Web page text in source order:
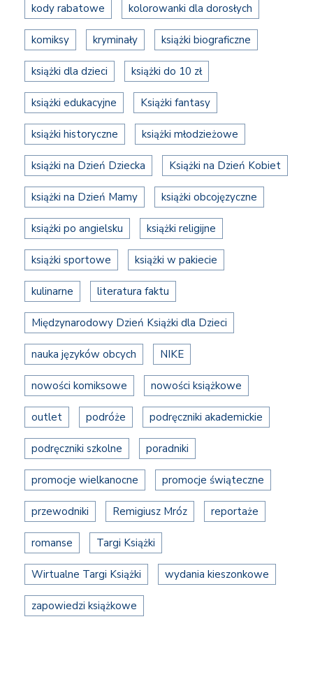
kody rabatowe kolorowanki dla dorosłych
komiksy kryminały książki biograficzne
książki dla dzieci książki do 10 zł
książki edukacyjne Książki fantasy
książki historyczne książki młodzieżowe
książki na Dzień Dziecka Książki na Dzień Kobiet
książki na Dzień Mamy książki obcojęzyczne
książki po angielsku książki religijne
książki sportowe książki w pakiecie
kulinarne literatura faktu
Międzynarodowy Dzień Książki dla Dzieci
nauka języków obcych NIKE
nowości komiksowe nowości książkowe
outlet podróże podręczniki akademickie
podręczniki szkolne poradniki
promocje wielkanocne promocje świąteczne
przewodniki Remigiusz Mróz reportaże
romanse Targi Książki
Wirtualne Targi Książki wydania kieszonkowe
zapowiedzi książkowe